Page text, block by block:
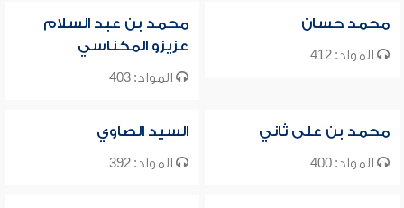
محمد حسان
المواد: 412
محمد بن عبد السلام
عزيزو المكناسي
المواد: 403
محمد بن على ثاني
المواد: 400
السيد الصاوي
المواد: 392